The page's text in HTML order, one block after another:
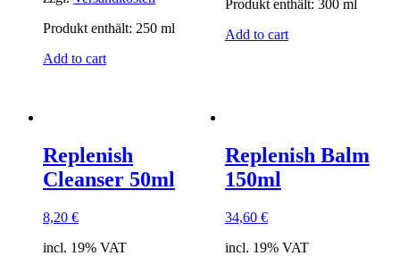
Produkt enthält: 250 ml
Add to cart
Produkt enthält: 300 ml
Add to cart
Replenish
Cleanser 50ml
8,20 €
incl. 19% VAT
Replenish Balm
150ml
34,60 €
incl. 19% VAT